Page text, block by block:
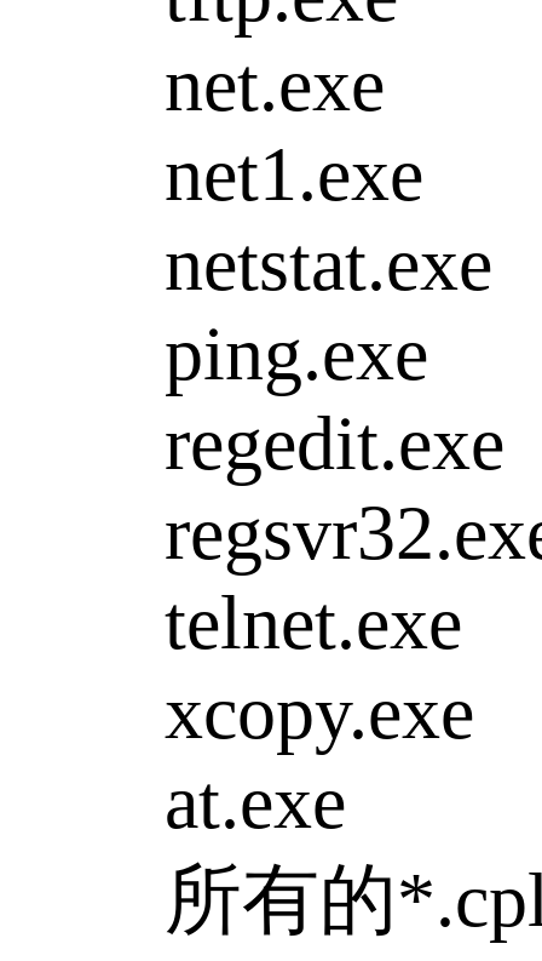
net.exe
net1.exe
netstat.exe
ping.exe
regedit.exe
telnet.exe
xcopy.exe
at.exe
所有的*.cpl